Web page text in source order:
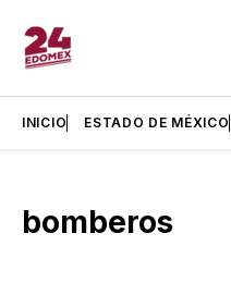
INICIO ESTADO DE MÉXICO
bomberos